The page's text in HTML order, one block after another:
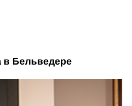
в Бельведере